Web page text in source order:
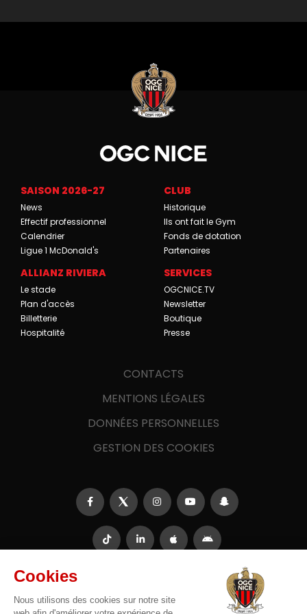
SAISON 2026-27
News
Effectif professionnel
Calendrier
Ligue 1 McDonald's
CLUB
Historique
Ils ont fait le Gym
Fonds de dotation
Partenaires
ALLIANZ RIVIERA
Le stade
Plan d'accès
Billetterie
Hospitalité
SERVICES
OGCNICE.TV
Newsletter
Boutique
Presse
CONTACTS
MENTIONS LÉGALES
DONNÉES PERSONNELLES
GESTION DES COOKIES